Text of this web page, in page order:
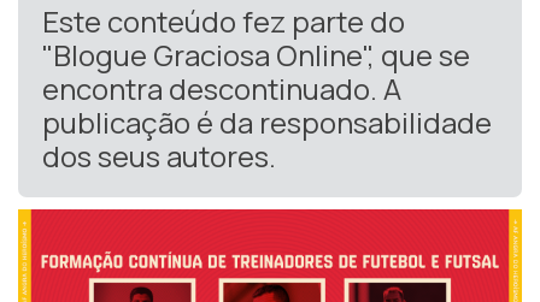
Este conteúdo fez parte do
"Blogue Graciosa Online", que se
encontra descontinuado. A
publicação é da responsabilidade
dos seus autores.